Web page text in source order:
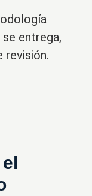
entrega,
revisión.